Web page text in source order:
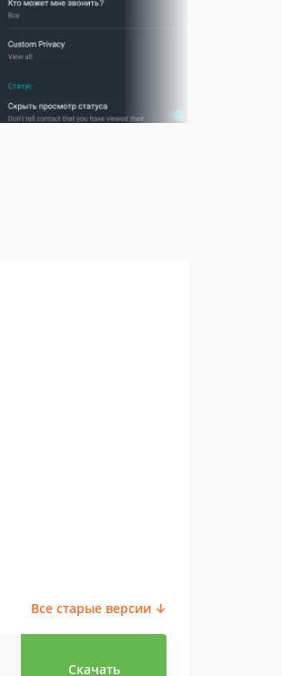
Все старые версии ↓
Скачать